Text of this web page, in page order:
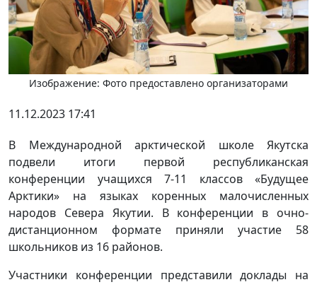
Изображение: Фото предоставлено организаторами
11.12.2023 17:41
В Международной арктической школе Якутска
подвели итоги первой республиканская
конференции учащихся 7-11 классов «Будущее
Арктики» на языках коренных малочисленных
народов Севера Якутии. В конференции в очно-
дистанционном формате приняли участие 58
школьников из 16 районов.
Участники конференции представили доклады на